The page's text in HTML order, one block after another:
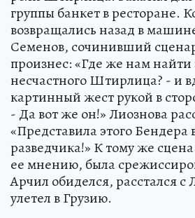
группы банкет в ресторане.
возвращались назад в
Семенов, сочинивший
произнес: «Где же нам найти
несчастного Штирлица? - и
картинный жест рукой в
- Да вот же он!» Лиознова
«Представила этого Бендера
разведчика!» К тому же
ее мнению, была
Арчил обиделся, расстался с
улетел в Грузию.